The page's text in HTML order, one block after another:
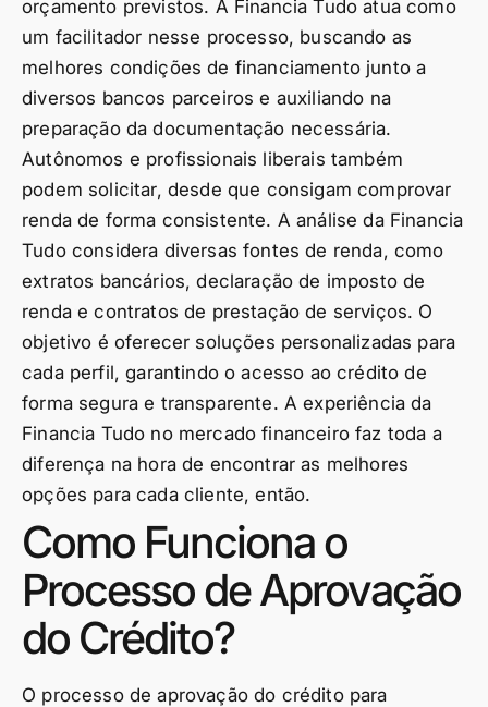
orçamento previstos. A Financia Tudo atua como
um facilitador nesse processo, buscando as
melhores condições de financiamento junto a
diversos bancos parceiros e auxiliando na
preparação da documentação necessária.
Autônomos e profissionais liberais também
podem solicitar, desde que consigam comprovar
renda de forma consistente. A análise da Financia
Tudo considera diversas fontes de renda, como
extratos bancários, declaração de imposto de
renda e contratos de prestação de serviços. O
objetivo é oferecer soluções personalizadas para
cada perfil, garantindo o acesso ao crédito de
forma segura e transparente. A experiência da
Financia Tudo no mercado financeiro faz toda a
diferença na hora de encontrar as melhores
opções para cada cliente, então.
Como Funciona o
Processo de Aprovação
do Crédito?
O processo de aprovação do crédito para